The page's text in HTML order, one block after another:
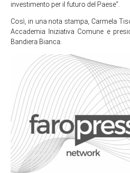
investimento per il futuro del Paese”.
Così, in una nota stampa, Carmela
Accademia Iniziativa Comune e
Bandiera Bianca.